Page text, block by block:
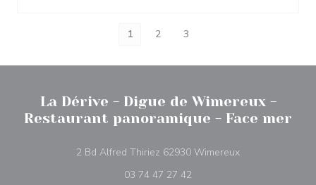
1 2 3
La Dérive - Digue de Wimereux -
Restaurant panoramique - Face mer
2 Bd Alfred Thiriez 62930 Wimereux((在新窗口中打开
03 74 47 27 42